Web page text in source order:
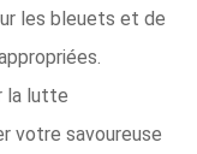
les bleuets et de
la lutte
votre savoureuse